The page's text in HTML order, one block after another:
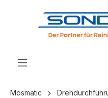
springen
Mosmatic